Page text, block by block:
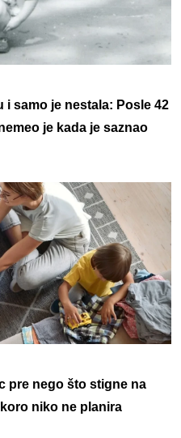
i samo je nestala: Posle 42
je kada je saznao
pre nego što stigne na
niko ne planira